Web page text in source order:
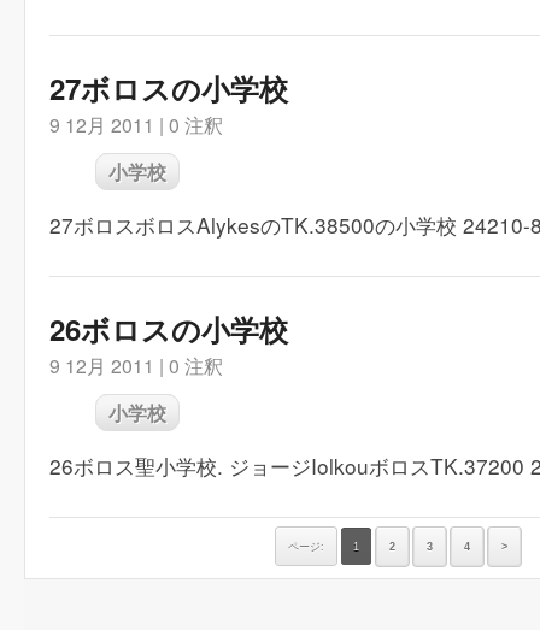
27ボロスの小学校
9 12月 2011 | 0 注釈
小学校
27ボロスボロスAlykesのTK.38500の小学校 24210-
26ボロスの小学校
9 12月 2011 | 0 注釈
小学校
26ボロス聖小学校. ジョージIolkouボロスTK.37200
ページ: 1 2 3 4 >